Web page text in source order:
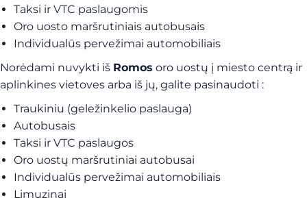
Taksi ir VTC paslaugomis
Oro uosto maršrutiniais autobusais
Individualūs pervežimai automobiliais
Norėdami nuvykti iš Romos oro uostų į miesto centrą ir
aplinkines vietoves arba iš jų, galite pasinaudoti :
Traukiniu (geležinkelio paslauga)
Autobusais
Taksi ir VTC paslaugos
Oro uostų maršrutiniai autobusai
Individualūs pervežimai automobiliais
Limuzinai